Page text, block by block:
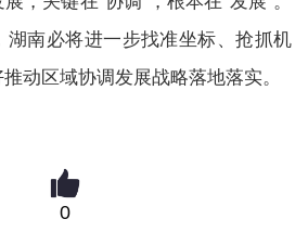
湖南必将进一步找准坐标、抢抓机
动区域协调发展战略落地落实。
0